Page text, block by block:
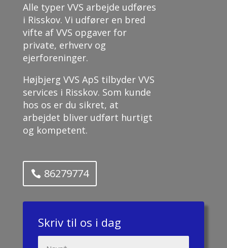
Alle typer VVS arbejde udføres
i Risskov. Vi udfører en bred
vifte af VVS opgaver for
private, erhverv og
ejerforeninger.
Højbjerg VVS ApS tilbyder VVS
services i Risskov. Som kunde
hos os er du sikret, at
arbejdet bliver udført hurtigt
og kompetent.
86279774
Skriv til os i dag